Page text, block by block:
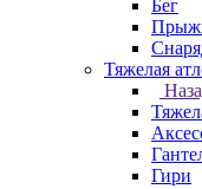
Бег
Тяжелая
Гири